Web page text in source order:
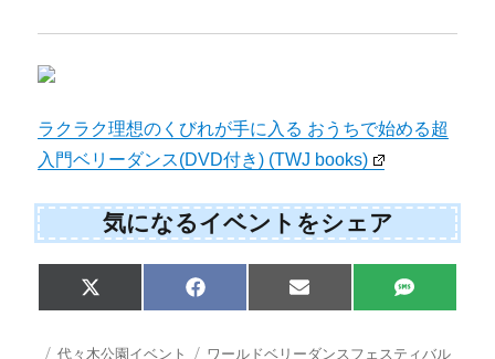
ラクラク理想のくびれが手に入る おうちで始める超
入門ベリーダンス(DVD付き) (TWJ books)
気になるイベントをシェア
Share
on
X
(
w
Share
on
F
a
e
Share
on
E
m
i
Share
on
S
M
投 カ
代々木公園イベント タ
ワールドベリーダンスフェスティバル